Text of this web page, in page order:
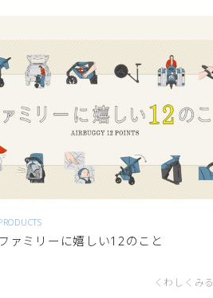
ファミリーに嬉しい12のこと
くわしくみる